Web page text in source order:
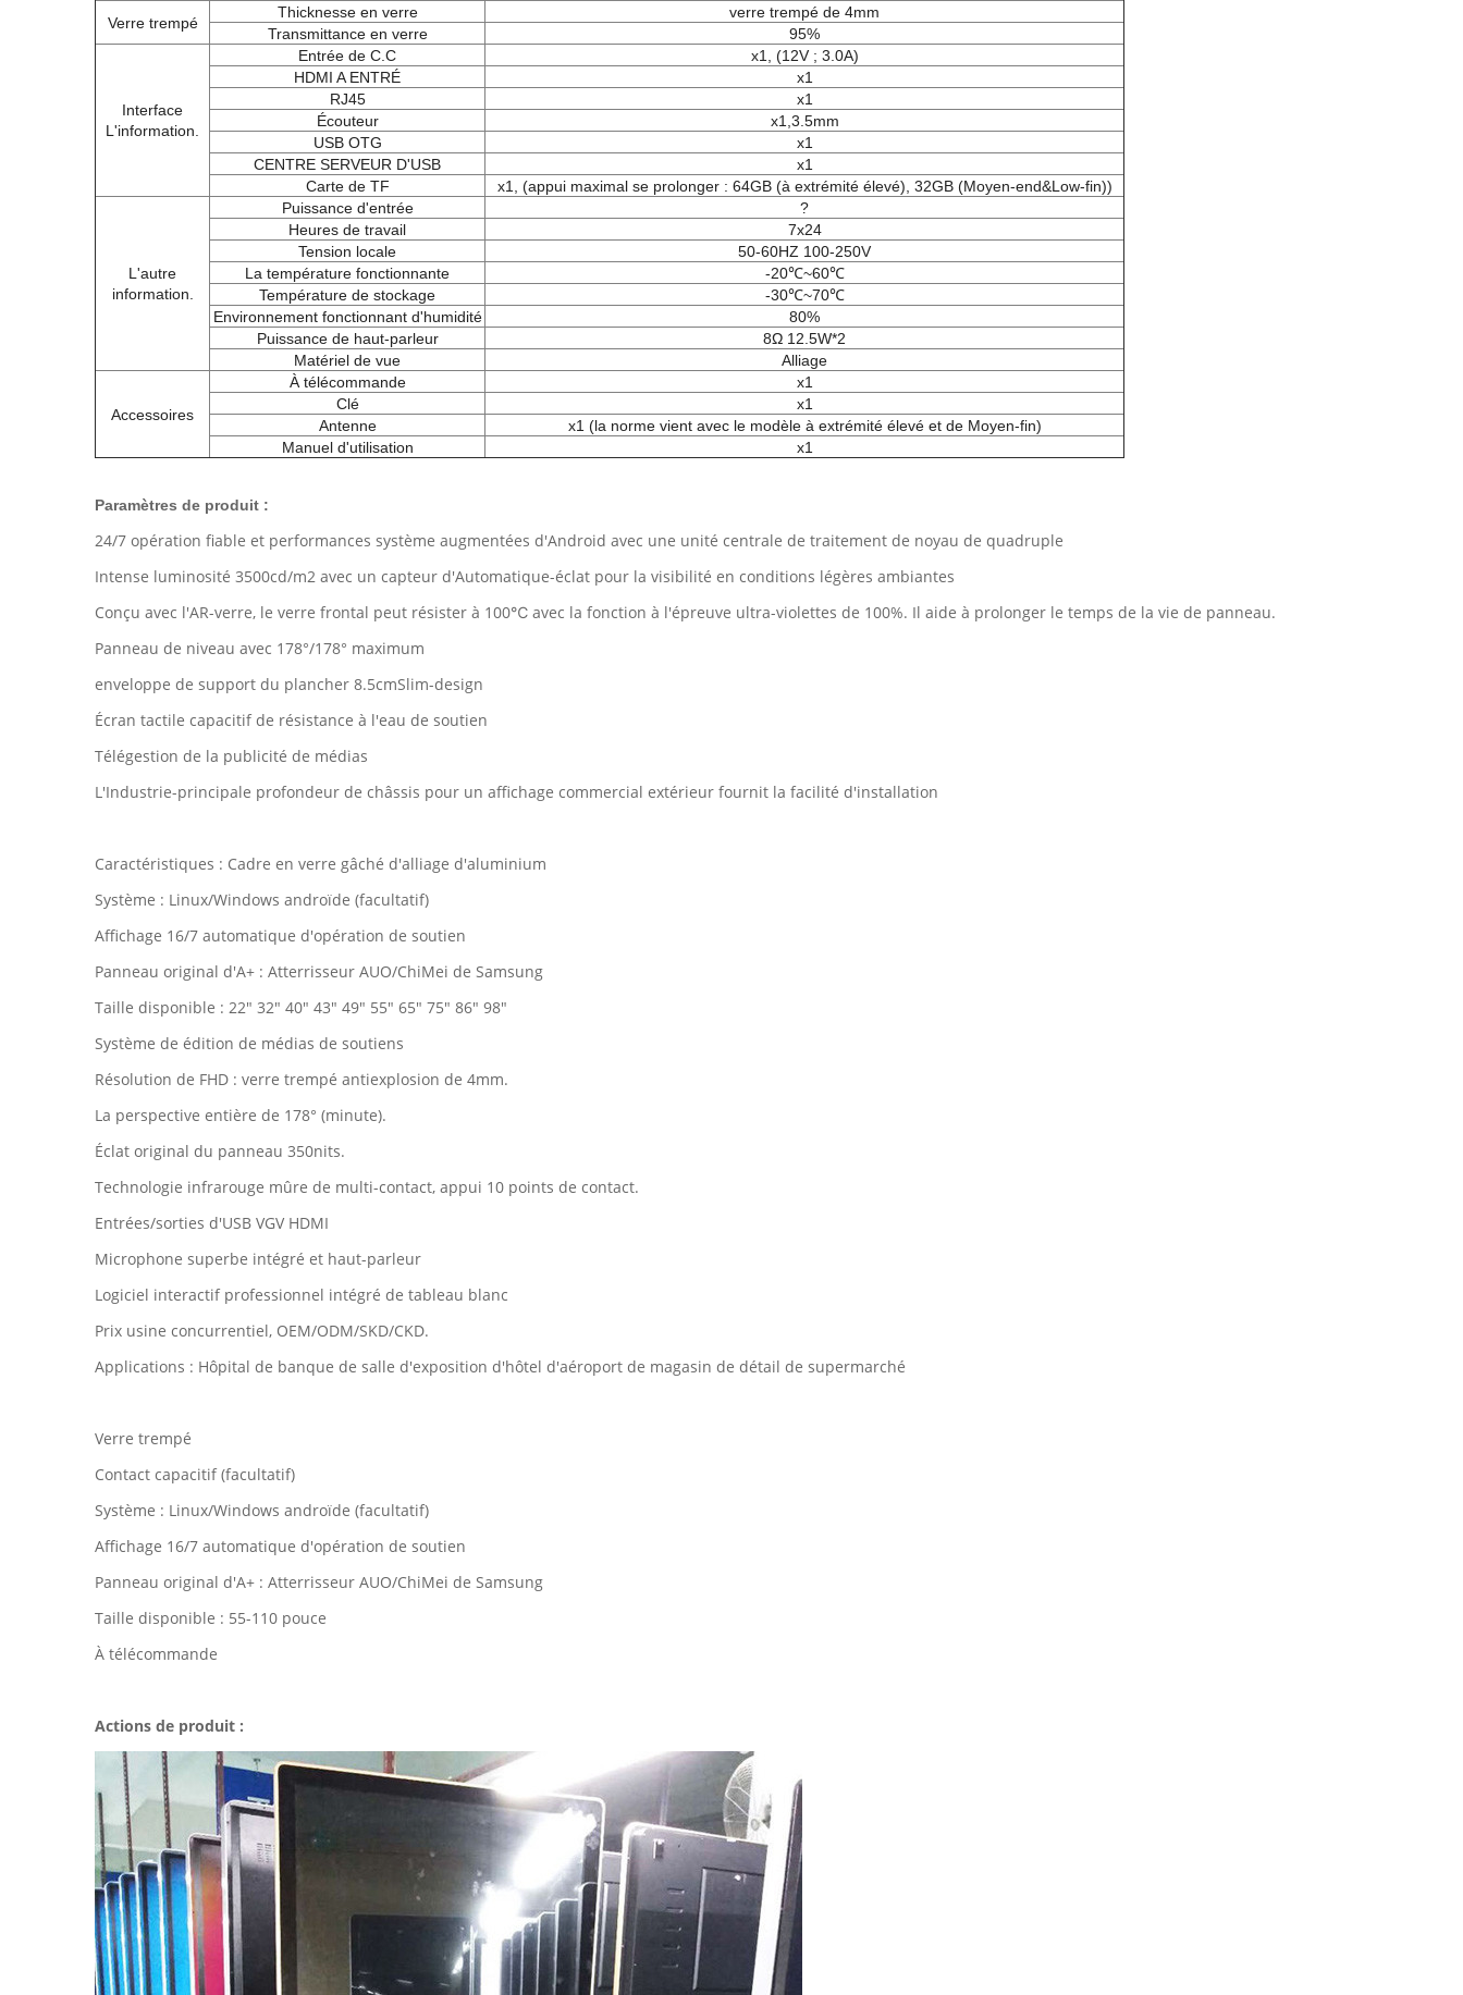
Verre trempé
Thicknesse en verre
verre trempé de 4mm
Transmittance en verre
95%
Interface
L'information.
Entrée de C.C
x1, (12V ; 3.0A)
HDMI A ENTRÉ
x1
RJ45
x1
Écouteur
x1,3.5mm
USB OTG
x1
CENTRE SERVEUR D'USB
x1
Carte de TF
x1, (appui maximal se prolonger : 64GB (à extrémité élevé), 32GB (Moyen-end&Low-fin))
L'autre
information.
Puissance d'entrée
?
Heures de travail
7x24
Tension locale
50-60HZ 100-250V
La température fonctionnante
-20℃~60℃
Température de stockage
-30℃~70℃
Environnement fonctionnant d'humidité
80%
Puissance de haut-parleur
8Ω 12.5W*2
Matériel de vue
Alliage
Accessoires
À télécommande
x1
Clé
x1
Antenne
x1 (la norme vient avec le modèle à extrémité élevé et de Moyen-fin)
Manuel d'utilisation
x1
Paramètres de produit :
24/7 opération fiable et performances système augmentées d'Android avec une unité centrale de traitement de noyau de quadruple
Intense luminosité 3500cd/m2 avec un capteur d'Automatique-éclat pour la visibilité en conditions légères ambiantes
Conçu avec l'AR-verre, le verre frontal peut résister à 100℃ avec la fonction à l'épreuve ultra-violettes de 100%. Il aide à prolonger le temps de la vie de panneau.
Panneau de niveau avec 178°/178° maximum
enveloppe de support du plancher 8.5cmSlim-design
Écran tactile capacitif de résistance à l'eau de soutien
Télégestion de la publicité de médias
L'Industrie-principale profondeur de châssis pour un affichage commercial extérieur fournit la facilité d'installation
Caractéristiques : Cadre en verre gâché d'alliage d'aluminium
Système : Linux/Windows androïde (facultatif)
Affichage 16/7 automatique d'opération de soutien
Panneau original d'A+ : Atterrisseur AUO/ChiMei de Samsung
Taille disponible : 22" 32" 40" 43" 49" 55" 65" 75" 86" 98"
Système de édition de médias de soutiens
Résolution de FHD : verre trempé antiexplosion de 4mm.
La perspective entière de 178° (minute).
Éclat original du panneau 350nits.
Technologie infrarouge mûre de multi-contact, appui 10 points de contact.
Entrées/sorties d'USB VGV HDMI
Microphone superbe intégré et haut-parleur
Logiciel interactif professionnel intégré de tableau blanc
Prix usine concurrentiel, OEM/ODM/SKD/CKD.
Applications : Hôpital de banque de salle d'exposition d'hôtel d'aéroport de magasin de détail de supermarché
Verre trempé
Contact capacitif (facultatif)
Système : Linux/Windows androïde (facultatif)
Affichage 16/7 automatique d'opération de soutien
Panneau original d'A+ : Atterrisseur AUO/ChiMei de Samsung
Taille disponible : 55-110 pouce
À télécommande
Actions de produit :